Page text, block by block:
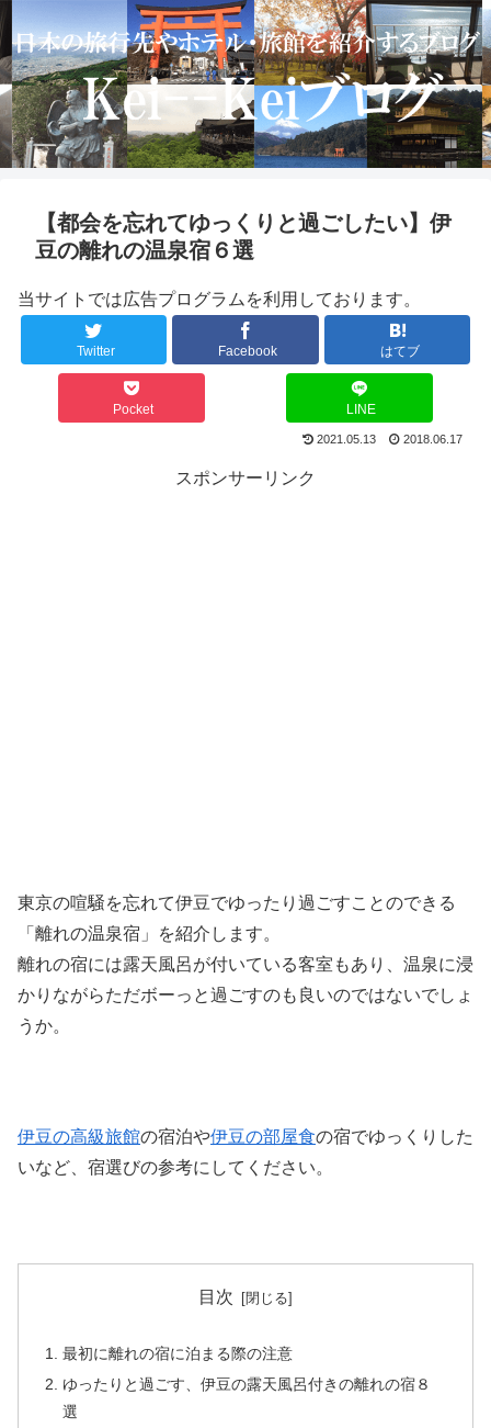
【都会を忘れてゆっくりと過ごしたい】伊
豆の離れの温泉宿６選
当サイトでは広告プログラムを利用しております。
Twitter Facebook はてブ
Pocket LINE
2021.05.13 2018.06.17
スポンサーリンク
東京の喧騒を忘れて伊豆でゆったり過ごすことのできる
「離れの温泉宿」を紹介します。
離れの宿には露天風呂が付いている客室もあり、温泉に浸
かりながらただボーっと過ごすのも良いのではないでしょ
うか。
伊豆の高級旅館の宿泊や伊豆の部屋食の宿でゆっくりした
いなど、宿選びの参考にしてください。
目次
最初に離れの宿に泊まる際の注意
ゆったりと過ごす、伊豆の露天風呂付きの離れの宿８
選